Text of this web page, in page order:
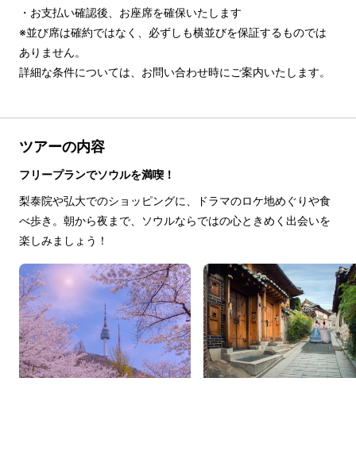
・お支払い確認後、お座席を確保いたします
※並び席は確約ではなく、必ずしも横並びを保証するものでは
ありません。
詳細な条件については、お問い合わせ時にご案内いたします。
ツアーの内容
フリープランでソウルを満喫！
梨泰院や弘大でのショッピングに、ドラマのロケ地めぐりや食
べ歩き。朝から夜まで、ソウルならではの心ときめく出会いを
楽しみましょう！